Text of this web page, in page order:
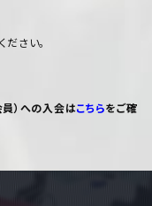
さい。
）への入会はこちらをご確